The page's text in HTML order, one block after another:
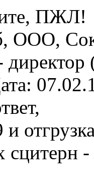
ПЖЛ!
директор
и
сцитерн -